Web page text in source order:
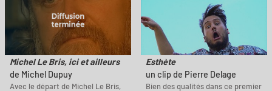
Michel Le Bris, ici et ailleurs
de Michel Dupuy
Avec le départ de Michel Le Bris,
Esthète
un clip de Pierre Delage
Bien des qualités dans ce premier